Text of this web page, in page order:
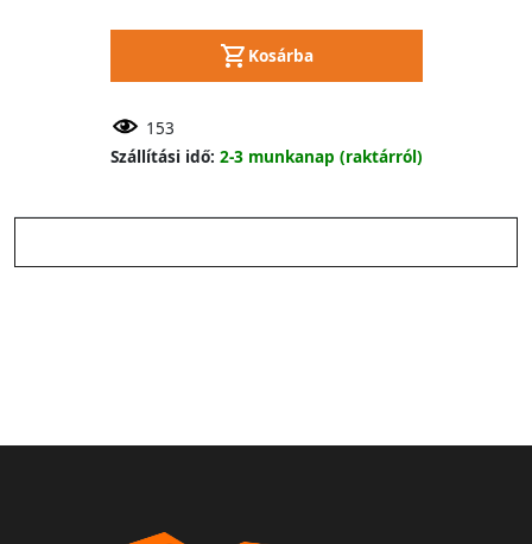
Kosárba
153
Szállítási idő: 2-3 munkanap (raktárról)